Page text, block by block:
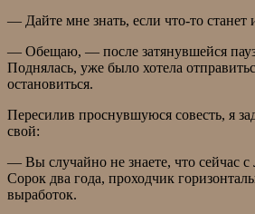
— Дайте мне знать, если что-то станет
— Обещаю, — после затянувшейся
Поднялась, уже было хотела
остановиться.
Пересилив проснувшуюся совесть, я
свой:
— Вы случайно не знаете, что сейчас
Сорок два года, проходчик
выработок.